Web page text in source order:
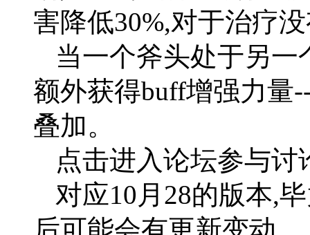
害降低30%,对于治疗
当一个斧头处于另一
额外获得buff增强力量
叠加。
点击进入论坛参与讨
对应10月28的版本,
后可能会有更新变动。